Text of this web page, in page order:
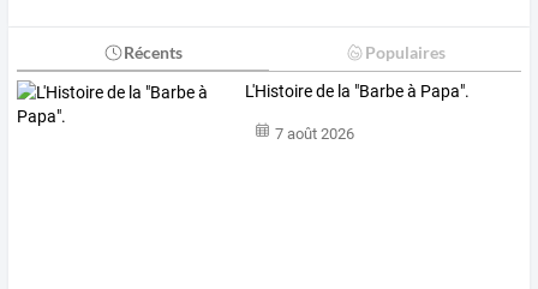
Récents Populaires
L'Histoire de la "Barbe à Papa".
7 août 2026